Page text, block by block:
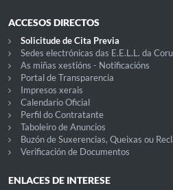
ACCESOS DIRECTOS
Solicitude de Cita Previa
Sedes electrónicas das E.E.L.L. da
As miñas xestións - Notificacións
Portal de Transparencia
Impresos xerais
Calendario Oficial
Perfil do Contratante
Taboleiro de Anuncios
Buzón de Suxerencias, Queixas ou
Verificación de Documentos
ENLACES DE INTERESE